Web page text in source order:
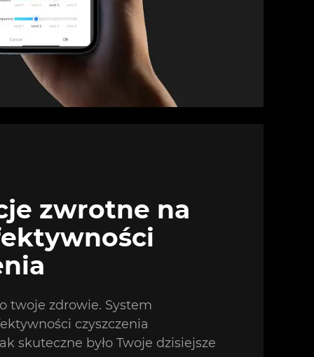
zwrotne na
twoje zdrowie. System
czyszczenia
skuteczne było Twoje dzisiejsze